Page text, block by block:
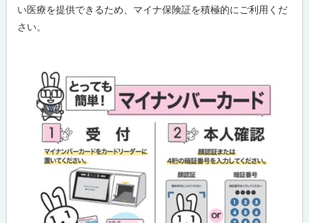
い医療を提供できるため、マイナ保険証を積極的にご利用くだ
さい。